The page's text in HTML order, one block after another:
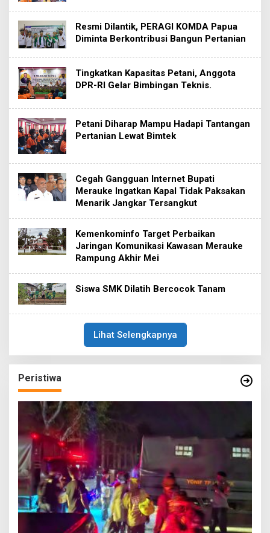
Resmi Dilantik, PERAGI KOMDA Papua
Diminta Berkontribusi Bangun Pertanian
Tingkatkan Kapasitas Petani, Anggota
DPR-RI Gelar Bimbingan Teknis.
Petani Diharap Mampu Hadapi Tantangan
Pertanian Lewat Bimtek
Cegah Gangguan Internet Bupati
Merauke Ingatkan Kapal Tidak Paksakan
Menarik Jangkar Tersangkut
Kemenkominfo Target Perbaikan
Jaringan Komunikasi Kawasan Merauke
Rampung Akhir Mei
Siswa SMK Dilatih Bercocok Tanam
Lihat Selengkapnya
Peristiwa